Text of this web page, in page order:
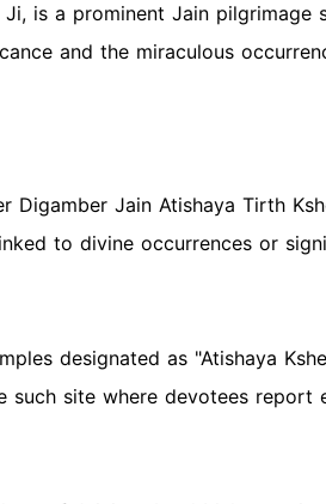
is a prominent Jain pilgrimage
and the miraculous
Digamber Jain Atishaya Tirth
to divine occurrences or
designated as "Atishaya
such site where devotees report